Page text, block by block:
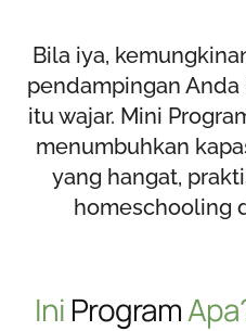
Bila iya,
pendampingan
itu wajar. Mini
menumbuhkan
yang hangat,
homeschooling
Ini Program